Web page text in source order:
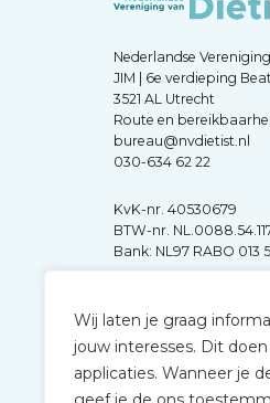
Wij laten je graag
jouw interesses. Dit
applicaties. Wanneer je
Nederlandse
JIM | 6e verdieping
3521 AL Utrecht
Route en
bureau@nvdietist.nl
030-634 62 22
KvK-nr. 40530679
BTW-nr.
Bank: NL97 RABO 013